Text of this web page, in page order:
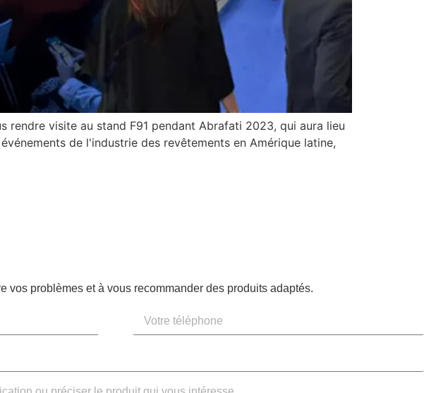
rendre visite au stand F91 pendant Abrafati 2023, qui aura lieu
de l'industrie des revêtements en Amérique latine,
vos problèmes et à vous recommander des produits adaptés.